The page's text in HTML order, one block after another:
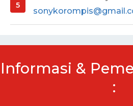
Informasi &
: